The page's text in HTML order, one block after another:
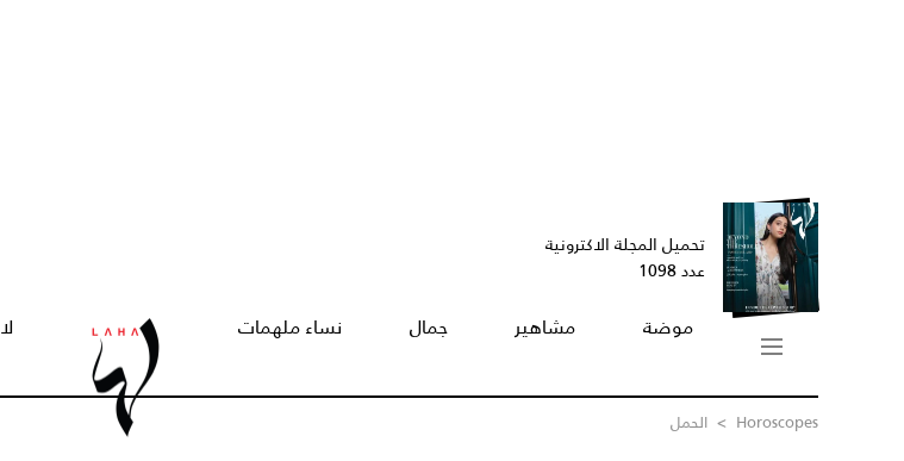
تحميل المجلة الاكترونية
عدد 1098
موضة مشاهير جمال نساء ملهمات
Horoscopes
> الحمل